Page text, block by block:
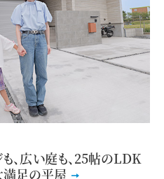
、広い庭も、25帖のLDK
満足の平屋